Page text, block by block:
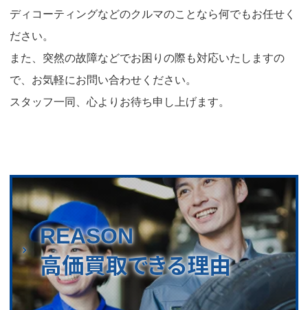
ディコーティングなどのクルマのことなら何でもお任せく
ださい。
また、突然の故障などでお困りの際も対応いたしますの
で、お気軽にお問い合わせください。
スタッフ一同、心よりお待ち申し上げます。
REASON
高価買取できる理由